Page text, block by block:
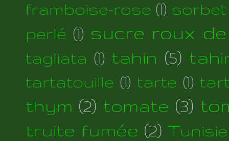
framboise-rose (1)
perlé (1) sucre roux
tagliata (1) tahin (5)
tartatouille (1) tarte (1)
thym (2) tomate (3)
truite fumée (2) Tunisie